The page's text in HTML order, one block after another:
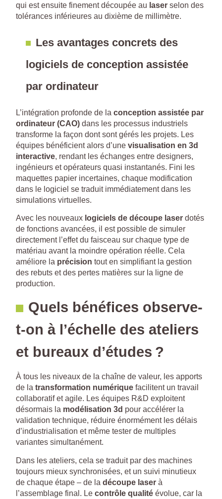
qui est ensuite finement découpée au laser selon des
tolérances inférieures au dixième de millimètre.
Les avantages concrets des
logiciels de conception assistée
par ordinateur
L’intégration profonde de la conception assistée par
ordinateur (CAO) dans les processus industriels
transforme la façon dont sont gérés les projets. Les
équipes bénéficient alors d’une visualisation en 3d
interactive, rendant les échanges entre designers,
ingénieurs et opérateurs quasi instantanés. Fini les
maquettes papier incertaines, chaque modification
dans le logiciel se traduit immédiatement dans les
simulations virtuelles.
Avec les nouveaux logiciels de découpe laser dotés
de fonctions avancées, il est possible de simuler
directement l’effet du faisceau sur chaque type de
matériau avant la moindre opération réelle. Cela
améliore la précision tout en simplifiant la gestion
des rebuts et des pertes matières sur la ligne de
production.
Quels bénéfices observe-
t-on à l’échelle des ateliers
et bureaux d’études ?
À tous les niveaux de la chaîne de valeur, les apports
de la transformation numérique facilitent un travail
collaboratif et agile. Les équipes R&D exploitent
désormais la modélisation 3d pour accélérer la
validation technique, réduire énormément les délais
d’industrialisation et même tester de multiples
variantes simultanément.
Dans les ateliers, cela se traduit par des machines
toujours mieux synchronisées, et un suivi minutieux
de chaque étape – de la découpe laser à
l’assemblage final. Le contrôle qualité évolue, car la